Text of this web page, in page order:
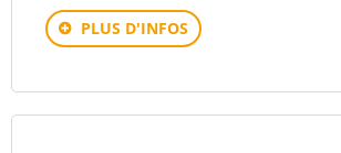
PLUS D'INFOS